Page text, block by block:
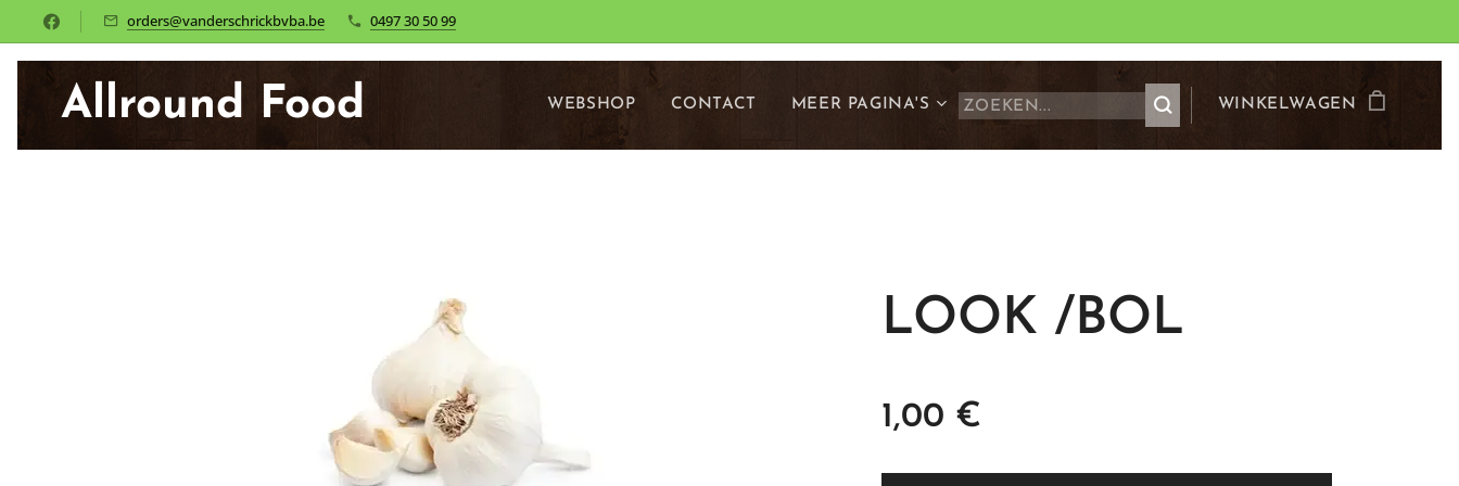
orders@vanderschrickbvba.be 0497 30 50 99
Allround Food WEBSHOP CONTACT MEER PAGINA'S WINKELWAGEN
LOOK /BOL
1,00 €